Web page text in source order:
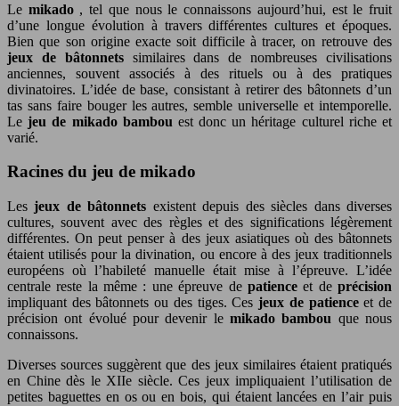
Le mikado , tel que nous le connaissons aujourd’hui, est le fruit
d’une longue évolution à travers différentes cultures et époques.
Bien que son origine exacte soit difficile à tracer, on retrouve des
jeux de bâtonnets similaires dans de nombreuses civilisations
anciennes, souvent associés à des rituels ou à des pratiques
divinatoires. L’idée de base, consistant à retirer des bâtonnets d’un
tas sans faire bouger les autres, semble universelle et intemporelle.
Lejeu de mikado bambou est donc un héritage culturel riche et
varié.
Racines du jeu de mikado
Lesjeux de bâtonnets existent depuis des siècles dans diverses
cultures, souvent avec des règles et des significations légèrement
différentes. On peut penser à des jeux asiatiques où des bâtonnets
étaient utilisés pour la divination, ou encore à des jeux traditionnels
européens où l’habileté manuelle était mise à l’épreuve. L’idée
centrale reste la même : une épreuve de patienceet deprécision
impliquant des bâtonnets ou des tiges. Cesjeux de patienceet de
précision ont évolué pour devenir le mikado bambou que nous
connaissons.
Diverses sources suggèrent que des jeux similaires étaient pratiqués
en Chine dès le XIIe siècle. Ces jeux impliquaient l’utilisation de
petites baguettes en os ou en bois, qui étaient lancées en l’air puis